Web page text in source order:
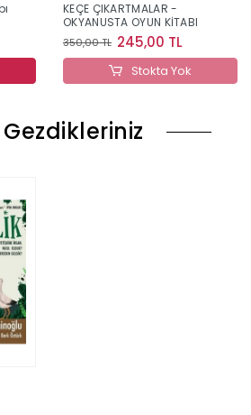
KEÇE ÇIKARTMALAR -
OKYANUSTA OYUN KİTABI
350,00 TL 245,00 TL
Stokta Yok